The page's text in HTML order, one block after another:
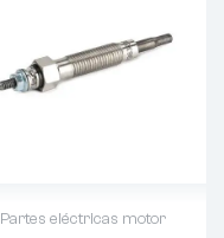
Partes eléctricas motor